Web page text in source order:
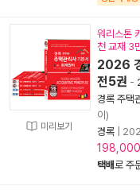
미리보기
워리스톤
천 교재 3
2026
전5권 -
경록 주택
이)
경록
198,000
택배로 주